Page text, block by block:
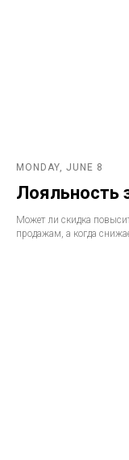
MONDAY, JUNE 8
Лояльность
Может ли скидка
продажам, а когда